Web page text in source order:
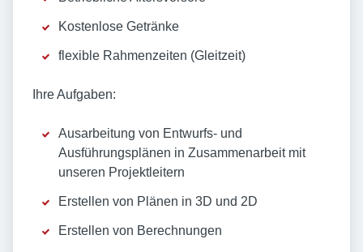
Kostenlose Getränke
flexible Rahmenzeiten (Gleitzeit)
Ihre Aufgaben:
Ausarbeitung von Entwurfs- und
Ausführungsplänen in Zusammenarbeit mit
unseren Projektleitern
Erstellen von Plänen in 3D und 2D
Erstellen von Berechnungen